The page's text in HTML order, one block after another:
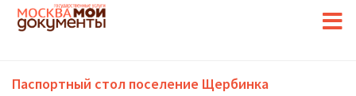
Паспортный стол поселение Щербинка